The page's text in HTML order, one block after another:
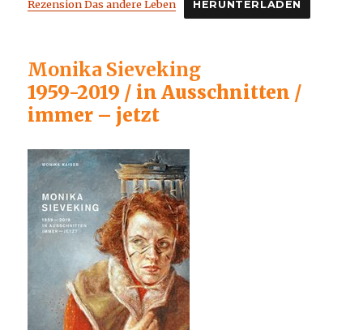
Rezension Das andere Leben HERUNTERLADEN
Monika Sieveking
1959-2019 / in Ausschnitten /
immer – jetzt